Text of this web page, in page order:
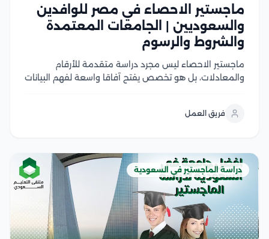
ماجستير الاحصاء في مصر للوافدين
والسعوديين | الجامعات المعتمدة
والشروط والرسوم
ماجستير الاحصاء ليس مجرد دراسة متقدمة للأرقام
والمعادلات، بل هو تخصص يفتح آفاقا واسعة لفهم البيانات
والذكاء الاصطناعي والبحث العلمي، أصبح المتخصصون
فريق العمل
دراسة الماجستير في السعودية